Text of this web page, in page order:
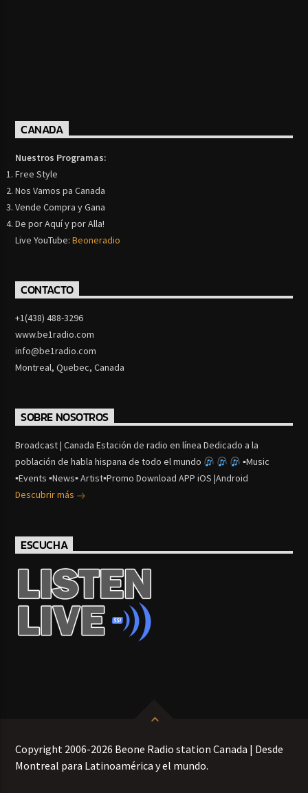
CANADA
Nuestros Programas:
Free Style
Nos Vamos pa Canada
Vende Compra y Gana
De por Aquí y por Alla!
Live YouTube:Beoneradio
CONTACTO
+1(438) 488-3296
www.be1radio.com
info@be1radio.com
Montreal, Quebec, Canada
SOBRE NOSOTROS
Broadcast | Canada Estación de radio en línea Dedicado a la
población de habla hispana de todo el mundo
▪Music
▪Events ▪News▪ Artist▪Promo Download APP iOS |Android
Descubrir más
ESCUCHA
Copyright 2006-2026 Beone Radio station Canada | Desde
Montreal para Latinoamérica y el mundo.